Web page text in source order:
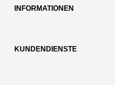
INFORMATIONEN
KUNDENDIENSTE